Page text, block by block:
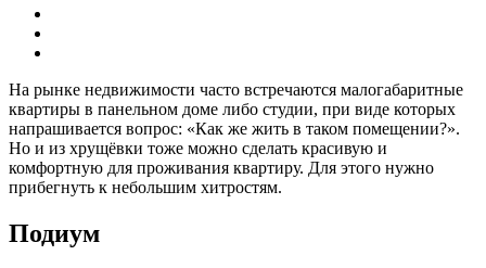
На рынке недвижимости часто встречаются малогабаритные
квартиры в панельном доме либо студии, при виде которых
напрашивается вопрос: «Как же жить в таком помещении?».
Но и из хрущёвки тоже можно сделать красивую и
комфортную для проживания квартиру. Для этого нужно
прибегнуть к небольшим хитростям.
Подиум